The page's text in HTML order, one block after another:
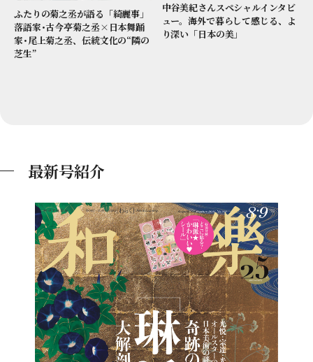
ふたりの菊之丞が語る「綺麗事」
落語家･古今亭菊之丞×日本舞踊
家･尾上菊之丞、伝統文化の“隣の
芝生”
中谷美紀さんスペシャルインタビ
ュー。海外で暮らして感じる、よ
り深い「日本の美」
最新号紹介